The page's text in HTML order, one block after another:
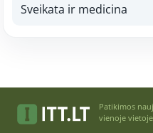
Sveikata ir medicina
Patikimos
vienoje